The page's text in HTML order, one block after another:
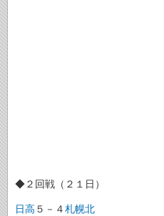
◆２回戦（２１日）
日高 ５－４札幌北